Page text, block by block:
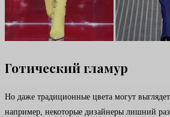
Готический гламур
Но даже традиционные цвета могут
например, некоторые дизайнеры лишний